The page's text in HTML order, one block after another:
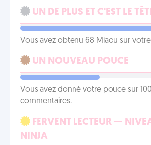
UN DE PLUS ET C'EST LE
Vous avez obtenu 68 Miaou sur votre
UN NOUVEAU POUCE
Vous avez donné votre pouce sur
commentaires.
FERVENT LECTEUR —
NINJA